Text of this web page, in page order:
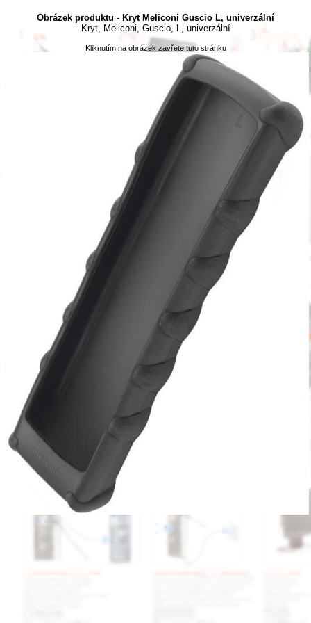
Obrázek produktu - Kryt Meliconi Guscio L, univerzální
Kryt, Meliconi, Guscio, L, univerzální
Kliknutím na obrázek zavřete tuto stránku